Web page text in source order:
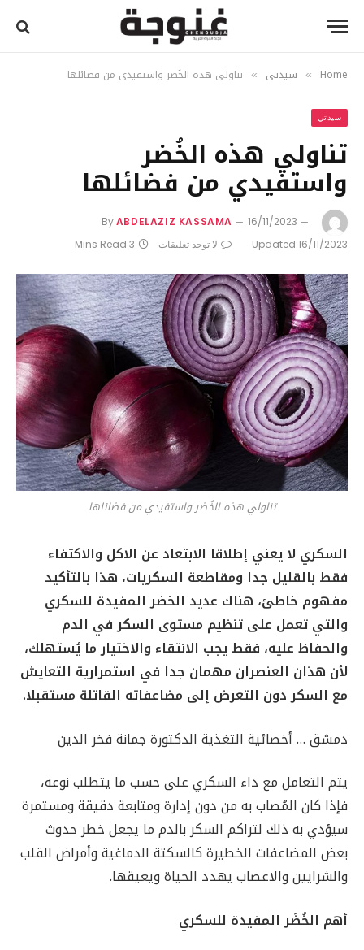
Home
» سيدتي » تناولي هذه الخُضر واستفيدي من فضائلها
سيدتي
تناولي هذه الخُضر
واستفيدي من فضائلها
ByABDELAZIZ KASSAMA
16/11/2023
Updated:16/11/2023 لا توجد تعليقات 3 Mins Read
تناولي هذه الخُضر واستفيدي من فضائلها
السكري لا يعني إطلاقا الابتعاد عن الاكل والاكتفاء
فقط بالقليل جدا ومقاطعة السكريات، هذا بالتأكيد
مفهوم خاطئ، هناك عديد الخضر المفيدة للسكري
والتي تعمل على تنظيم مستوى السكر في الدم
والحفاظ عليه، فقط يجب الانتقاء والاختيار ما يُستهلك،
لأن هذان العنصران مهمان جدا في استمرارية التعايش
مع السكر دون التعرض إلى مضاعفاته القاتلة مستقبلا.
دمشق … أخصائية التغذية الدكتورة جمانة فخر الدين
يتم التعامل مع داء السكري على حسب ما يتطلب نوعه،
فإذا كان المُصاب به من دون إدارة ومتابعة دقيقة ومستمرة
سيؤدي به ذلك لتراكم السكر بالدم ما يجعل خطر حدوث
بعض المضاعفات الخطيرة كالسكتة الدماغية وأمراض القلب
والشرايين والاعصاب يهدد الحياة ويعيقها.
أهم الخُضَر المفيدة للسكري